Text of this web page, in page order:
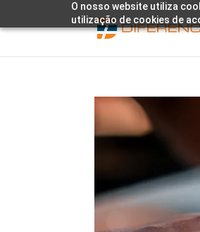
O nosso website utiliza
utilização de cookies de